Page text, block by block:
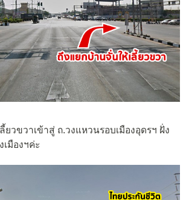
วขวาเข้าสู่ ถ.วงแหวนรอบเมืองอุดรฯ ฝั่ง
เมืองฯค่ะ